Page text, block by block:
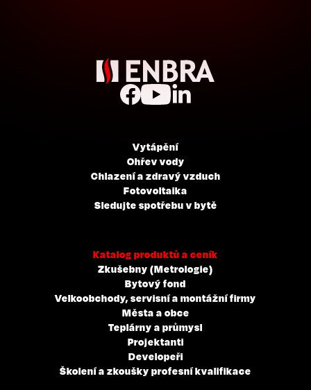
Vytápění
Ohřev vody
Chlazení a zdravý vzduch
Fotovoltaika
Sledujte spotřebu v bytě
Katalog produktů a ceník
Zkušebny (Metrologie)
Bytový fond
Velkoobchody, servisní a montážní firmy
Města a obce
Teplárny a průmysl
Projektanti
Developeři
Školení a zkoušky profesní kvalifikace